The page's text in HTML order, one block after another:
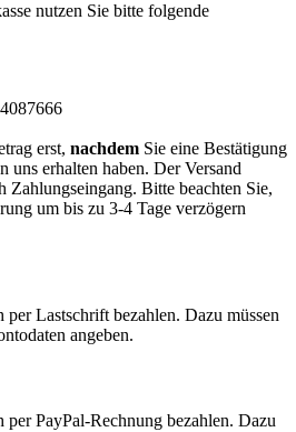
nutzen Sie bitte folgende
erst, nachdem Sie eine Bestätigung
uns erhalten haben. Der Versand
Zahlungseingang. Bitte beachten Sie,
um bis zu 3-4 Tage verzögern
per Lastschrift bezahlen. Dazu müssen
angeben.
per PayPal-Rechnung bezahlen. Dazu